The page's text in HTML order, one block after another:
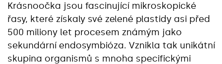
Krásnoočka jsou fascinující mikroskopické
řasy, které získaly své zelené plastidy asi před
500 miliony let procesem známým jako
sekundární endosymbióza. Vznikla tak unikátní
skupina organismů s mnoha specifickými